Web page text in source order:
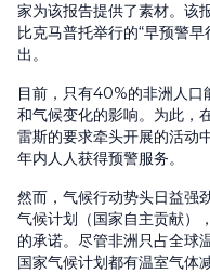
家为该报告提供了素材。该
比克马普托举行的“早预警
出。
目前，只有40%的非洲人口
和气候变化的影响。为此，
雷斯的要求牵头开展的活动
年内人人获得预警服务。
然而，气候行动势头日益强
气候计划（国家自主贡献）
的承诺。尽管非洲只占全球
国家气候计划都有温室气体